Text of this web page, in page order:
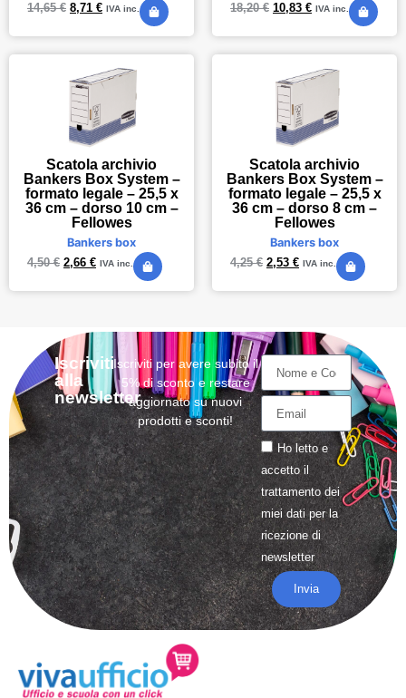
14,65€ 8,71 € IVA inc.
18,20€ 10,83 € IVA inc.
Scatola archivio
Bankers Box System –
formato legale – 25,5 x
36 cm – dorso 10 cm –
Fellowes
Bankers box
4,50€ 2,66 € IVA inc.
Scatola archivio
Bankers Box System –
formato legale – 25,5 x
36 cm – dorso 8 cm –
Fellowes
Bankers box
4,25€ 2,53 € IVA inc.
Iscriviti
alla
newsletter
Iscriviti per avere subito il
5% di sconto e restare
aggiornato su nuovi
prodotti e sconti!
Ho letto e
accetto il
trattamentodei
miei dati per la
ricezione di
newsletter
Invia